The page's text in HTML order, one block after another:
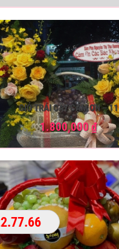
GIỎ TRÁI CÂY CẢM ƠN – 11
1.800,000₫